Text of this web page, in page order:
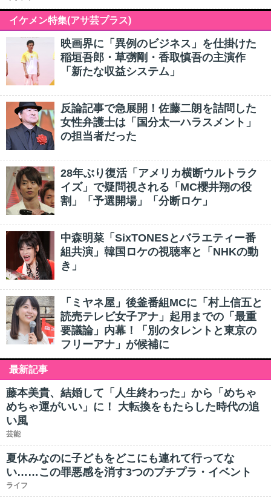
イケメン特集(アサ芸プラス)
映画界に「異例のビジネス」を仕掛けた
稲垣吾郎・草彅剛・香取慎吾の主演作
「新たな収益システム」
反論記事で急展開！佐藤二朗を詰問した
女性弁護士は「国分太一ハラスメント」
の担当者だった
28年ぶり復活「アメリカ横断ウルトラク
イズ」で疑問視される「MC櫻井翔の役
割」「予選開場」「分断ロケ」
中森明菜「SixTONESとバラエティー番
組共演」韓国ロケの視聴率と「NHKの動
き」
「ミヤネ屋」後釜番組MCに「村上信五と
読売テレビ女子アナ」起用までの「最重
要議論」内幕！「別のタレントと東京の
フリーアナ」が候補に
最新記事
藤本美貴、結婚して「人生終わった」から「めちゃ
めちゃ運がいい」に！ 大転換をもたらした時代の追
い風
芸能
夏休みなのに子どもをどこにも連れて行ってな
い……この罪悪感を消す3つのプチプラ・イベント
ライフ